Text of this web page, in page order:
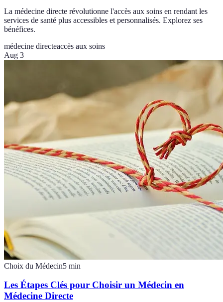
La médecine directe révolutionne l'accès aux soins en rendant les
services de santé plus accessibles et personnalisés. Explorez ses
bénéfices.
médecine directeaccès aux soins
Aug 3
Choix du Médecin5 min
Les Étapes Clés pour Choisir un Médecin en
Médecine Directe